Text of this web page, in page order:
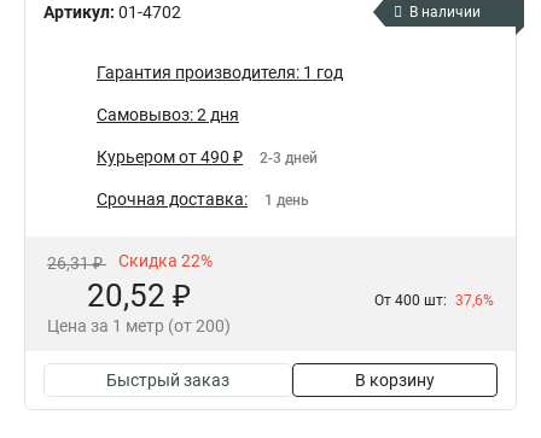
Артикул: 01-4702 В наличии
Гарантия производителя: 1 год
Самовывоз: 2 дня
Курьером от 490 ₽ 2-3 дней
Срочная доставка: 1 день
26,31 ₽ Скидка 22%
20,52 ₽
Цена за 1 метр (от 200)
От 400 шт: 37,6%
Быстрый заказ В корзину